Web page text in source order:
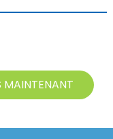
MAINTENANT